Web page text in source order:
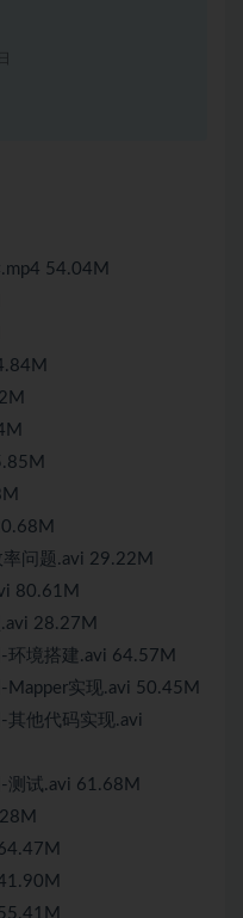
54.04M
问题.avi 29.22M
80.61M
28.27M
境搭建.avi 64.57M
实现.avi 50.45M
他代码实现.avi
测试.avi 61.68M